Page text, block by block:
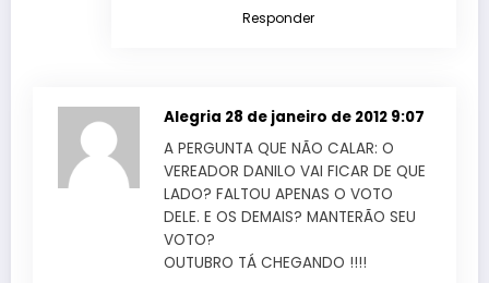
Responder
Alegria 28 de janeiro de 2012 9:07
A PERGUNTA QUE NÃO CALAR: O
VEREADOR DANILO VAI FICAR DE QUE
LADO? FALTOU APENAS O VOTO
DELE. E OS DEMAIS? MANTERÃO SEU
VOTO?
OUTUBRO TÁ CHEGANDO !!!!